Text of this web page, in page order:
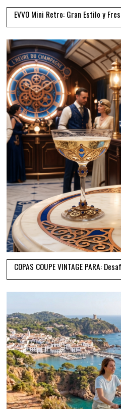
EVVO Mini Retro: Gran Estilo y
COPAS COUPE VINTAGE PARA: